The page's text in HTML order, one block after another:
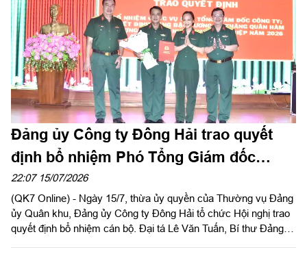
Đảng ủy Công ty Đông Hải trao quyết
định bổ nhiệm Phó Tổng Giám đốc
Công ty
22:07 15/07/2026
(QK7 Online) - Ngày 15/7, thừa ủy quyền của Thường vụ Đảng
ủy Quân khu, Đảng ủy Công ty Đông Hải tổ chức Hội nghị trao
quyết định bổ nhiệm cán bộ. Đại tá Lê Văn Tuấn, Bí thư Đảng